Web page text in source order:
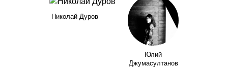
Николай Дуров
Юлий
Джумасултанов